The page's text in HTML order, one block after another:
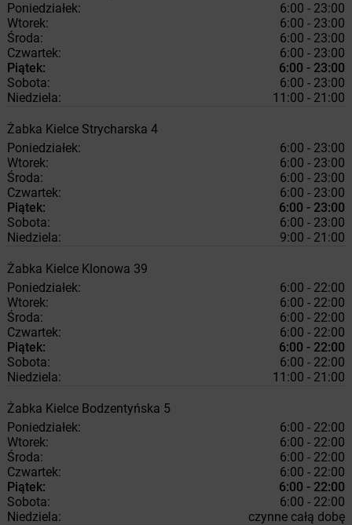
Poniedziałek:
6:00 - 23:00
Wtorek:
6:00 - 23:00
Środa:
6:00 - 23:00
Czwartek:
6:00 - 23:00
Piątek:
6:00 - 23:00
Sobota:
6:00 - 23:00
Niedziela:
11:00 - 21:00
Żabka Kielce Strycharska 4
Poniedziałek:
6:00 - 23:00
Wtorek:
6:00 - 23:00
Środa:
6:00 - 23:00
Czwartek:
6:00 - 23:00
Piątek:
6:00 - 23:00
Sobota:
6:00 - 23:00
Niedziela:
9:00 - 21:00
Żabka Kielce Klonowa 39
Poniedziałek:
6:00 - 22:00
Wtorek:
6:00 - 22:00
Środa:
6:00 - 22:00
Czwartek:
6:00 - 22:00
Piątek:
6:00 - 22:00
Sobota:
6:00 - 22:00
Niedziela:
11:00 - 21:00
Żabka Kielce Bodzentyńska 5
Poniedziałek:
6:00 - 22:00
Wtorek:
6:00 - 22:00
Środa:
6:00 - 22:00
Czwartek:
6:00 - 22:00
Piątek:
6:00 - 22:00
Sobota:
6:00 - 22:00
Niedziela:
czynne całą dobę